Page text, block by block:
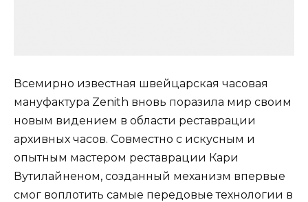
Всемирно известная швейцарская часовая
мануфактура Zenith вновь поразила мир своим
новым видением в области реставрации
архивных часов. Совместно с искусным и
опытным мастером реставрации Кари
Вутилайненом, созданный механизм впервые
смог воплотить самые передовые технологии в